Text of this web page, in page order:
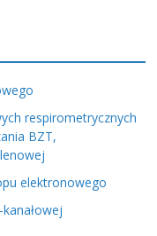
respirometrycznych
BZT,
elektronowego